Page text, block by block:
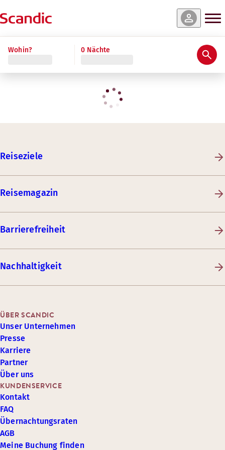
Wohin? 0 Nächte
Reiseziele
Reisemagazin
Barrierefreiheit
Nachhaltigkeit
KUNDENSERVICE
Kontakt
FAQ
Übernachtungsraten
AGB
Meine Buchung finden
ÜBER SCANDIC
Unser Unternehmen
Presse
Karriere
Partner
Über uns